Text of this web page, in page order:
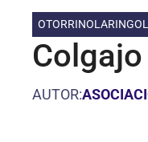
AUTOR: